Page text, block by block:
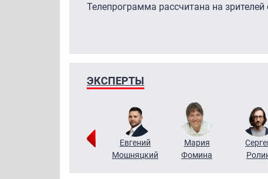
Телепрограмма рассчитана на зрителей
ЭКСПЕРТЫ
Виктор
Евгений
Мошняцкий
Мария
Фомина